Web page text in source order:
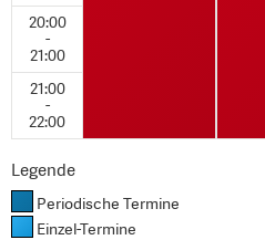
20:00
-
21:00
21:00
-
22:00
Legende
Periodische Termine
Einzel-Termine